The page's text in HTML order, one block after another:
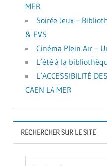
MER
Soirée Jeux –
& EVS
Cinéma Plein Air –
L’été à la
L’ACCESSIBILITÉ
CAEN LA MER
RECHERCHER SUR LE SITE